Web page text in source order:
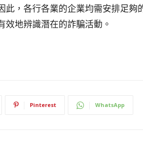
此，各行各業的企業均需安排足夠
地辨識潛在的詐騙活動。
Pinterest WhatsApp